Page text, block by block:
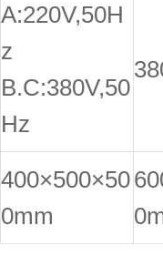
A:220V,50H
z
B.C:380V,50
Hz
400×500×50
0mm